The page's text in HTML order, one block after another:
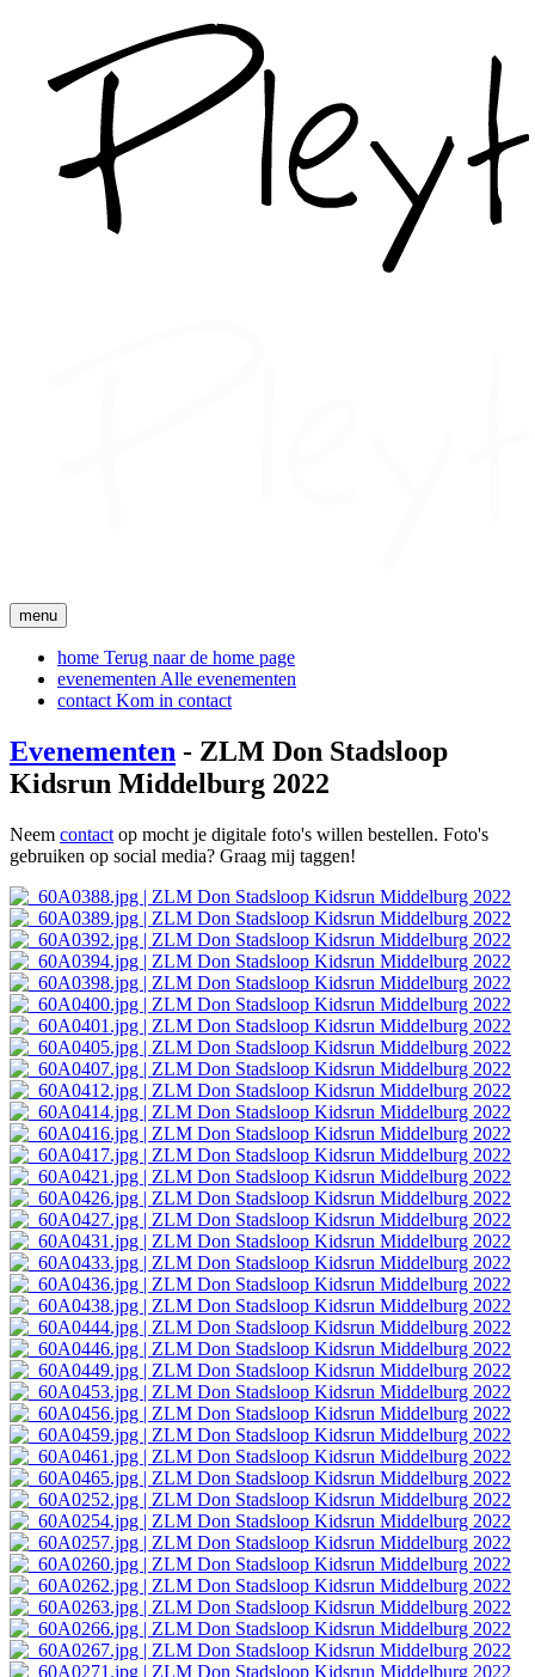
menu
home Terug naar de home page
evenementen Alle evenementen
contact Kom in contact
Evenementen - ZLM Don Stadsloop
Kidsrun Middelburg 2022
Neem contact op mocht je digitale foto's willen bestellen. Foto's
gebruiken op social media? Graag mij taggen!